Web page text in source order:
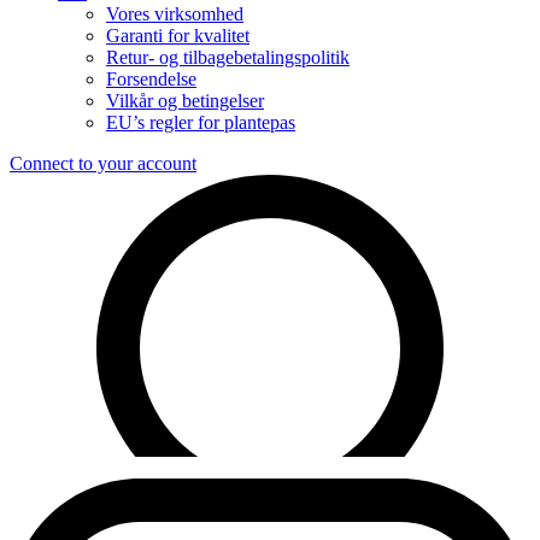
Vores virksomhed
Garanti for kvalitet
Retur- og tilbagebetalingspolitik
Forsendelse
Vilkår og betingelser
EU’s regler for plantepas
Connect to your account